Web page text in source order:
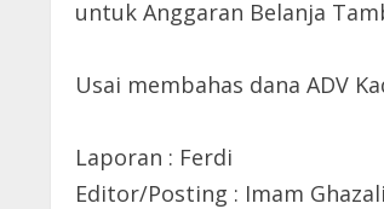
untuk Anggaran Belanja
Usai membahas dana ADV
Laporan : Ferdi
Editor/Posting : Imam Ghazali